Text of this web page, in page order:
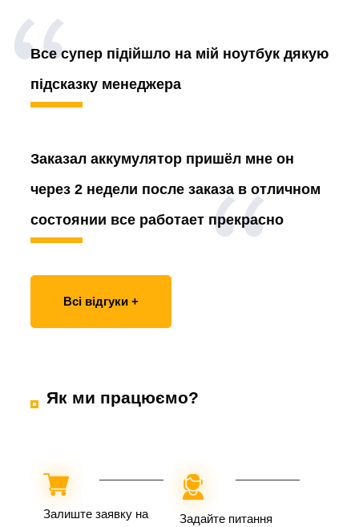
Все супер підійшло на мій ноутбук дякую
підсказку менеджера
Заказал аккумулятор пришёл мне он
через 2 недели после заказа в отличном
состоянии все работает прекрасно
Всі відгуки +
Як ми працюємо?
Залиште заявку на
Задайте питання